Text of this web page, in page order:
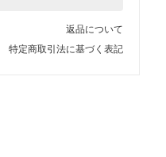
返品について
特定商取引法に基づく表記